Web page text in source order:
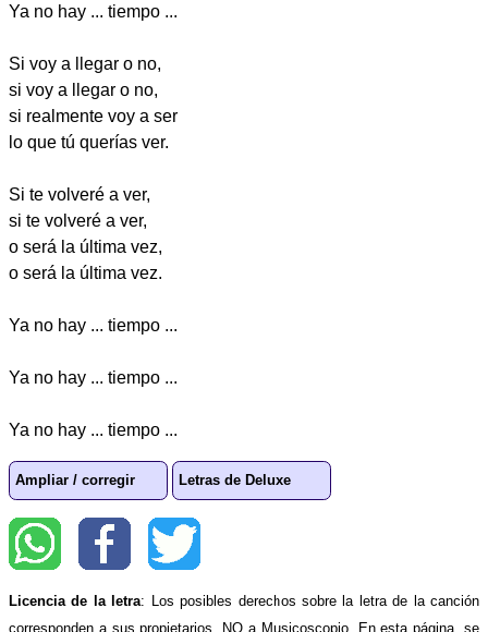
Ya no hay ... tiempo ...
Si voy a llegar o no,
si voy a llegar o no,
si realmente voy a ser
lo que tú querías ver.
Si te volveré a ver,
si te volveré a ver,
o será la última vez,
o será la última vez.
Ya no hay ... tiempo ...
Ya no hay ... tiempo ...
Ya no hay ... tiempo ...
Ampliar / corregir Letras de Deluxe
Licencia de la letra: Los posibles derechos sobre la letra de la canción
corresponden a sus propietarios, NO a Musicoscopio. En esta página, se